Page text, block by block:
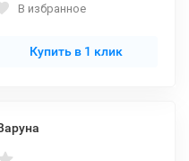
В избранное
Купить в 1 клик